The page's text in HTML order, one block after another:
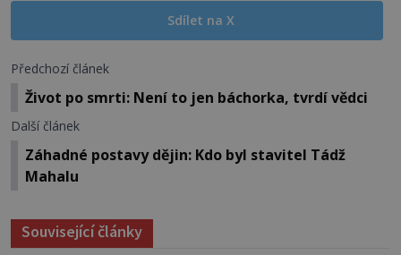
Sdílet na X
Předchozí článek
Život po smrti: Není to jen báchorka, tvrdí vědci
Další článek
Záhadné postavy dějin: Kdo byl stavitel Tádž
Mahalu
Související články